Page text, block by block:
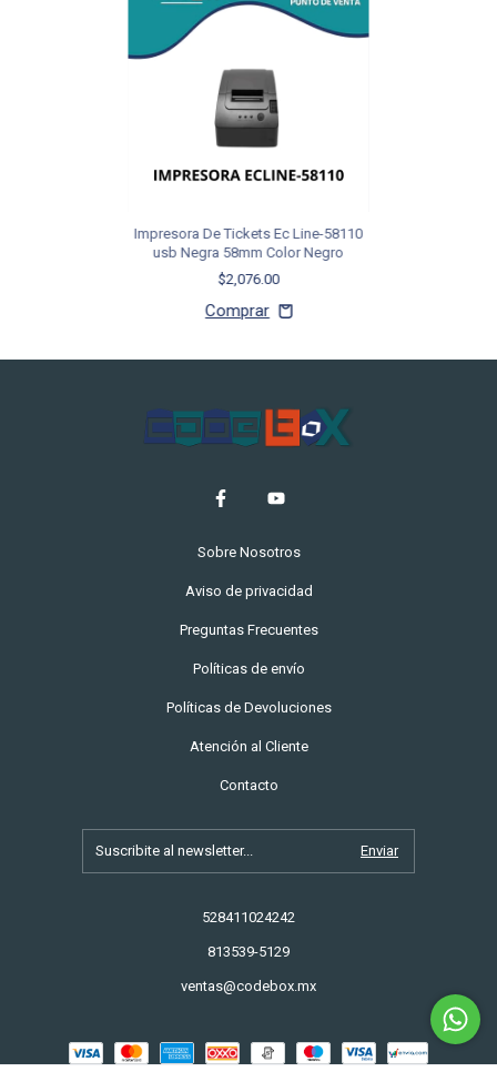
Impresora De Tickets Ec Line-58110
usb Negra 58mm Color Negro
$2,076.00
Sobre Nosotros
Aviso de privacidad
Preguntas Frecuentes
Políticas de envío
Políticas de Devoluciones
Atención al Cliente
Contacto
528411024242
813539-5129
ventas@codebox.mx